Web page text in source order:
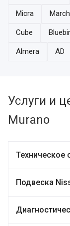
Micra March
Cube
Almera AD
Услуги и
Murano
Техническое
Подвеска